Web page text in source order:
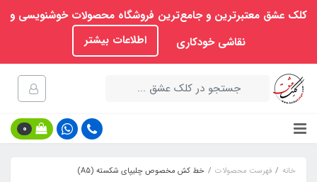
کلک عشق معتبرترین و جامع‌ترین فروشگاه محصولات خوشنویسی و
نقاشی خودکاری
اطلاعات بیشتر
0
خانه فهرست محصولات خط کش مخصوص چلیپای شکسته (A5)